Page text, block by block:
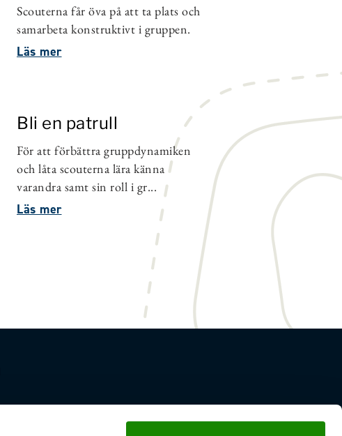
Scouterna får öva på att ta plats och
samarbeta konstruktivt i gruppen.
Läs mer
Bli en patrull
För att förbättra gruppdynamiken
och låta scouterna lära känna
varandra samt sin roll i gr...
Läs mer